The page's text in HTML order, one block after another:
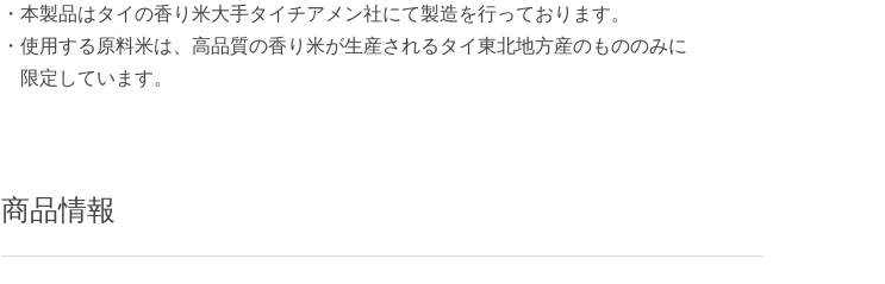
・本製品はタイの香り米大手タイチアメン社にて製造を行っております。
・使用する原料米は、高品質の香り米が生産されるタイ東北地方産のもののみに
限定しています。
商品情報